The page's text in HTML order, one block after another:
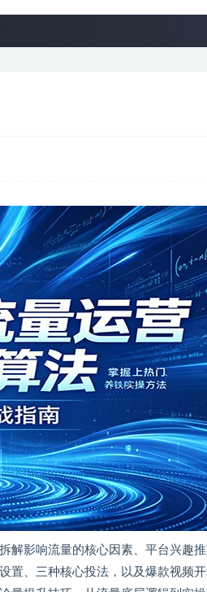
解影响流量的核心因素、平台兴趣
置、三种核心投法，以及爆款视频